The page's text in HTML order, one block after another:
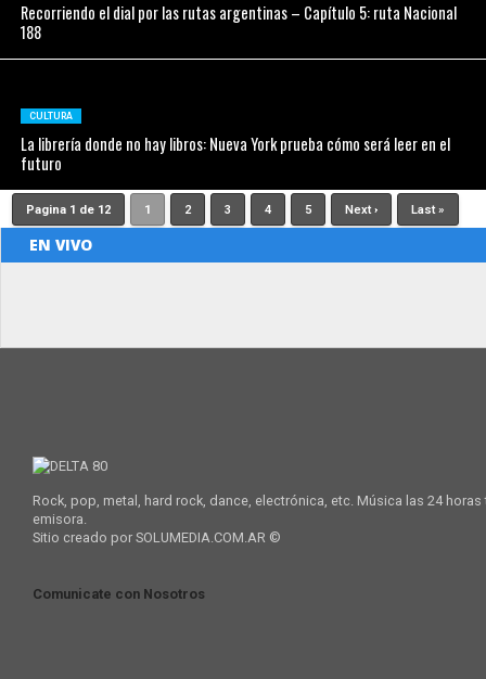
Recorriendo el dial por las rutas argentinas – Capítulo 5: ruta Nacional
188
CULTURA
La librería donde no hay libros: Nueva York prueba cómo será leer en el
futuro
Pagina 1 de 12 1 2 3 4 5 Next › Last »
EN VIVO
Rock, pop, metal, hard rock, dance, electrónica, etc. Música las 24
emisora.
Sitio creado por SOLUMEDIA.COM.AR ©
Comunicate con Nosotros